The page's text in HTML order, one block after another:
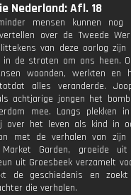
Nederland: Afl. 18
mensen kunnen nog
over de Tweede
van deze oorlog zijn
in de straten om ons heen.
woonden, werkten en
alles veranderde.
achtjarige jongen het
mee. Langs plekken
over het leven als kind in
met de verhalen van zijn
Market Garden, groeide
uit Groesbeek verzamelt
de geschiedenis en
die verhalen.